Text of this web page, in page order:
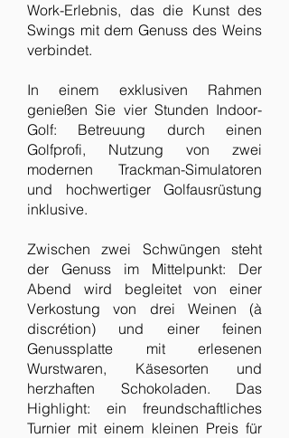
Work-Erlebnis, das die Kunst des
Swings mit dem Genuss des Weins
verbindet.
In einem exklusiven Rahmen
genießen Sie vier Stunden Indoor-
Golf: Betreuung durch einen
Golfprofi, Nutzung von zwei
modernen Trackman-Simulatoren
und hochwertiger Golfausrüstung
inklusive.
Zwischen zwei Schwüngen steht
der Genuss im Mittelpunkt: Der
Abend wird begleitet von einer
Verkostung von drei Weinen (à
discrétion) und einer feinen
Genussplatte mit erlesenen
Wurstwaren, Käsesorten und
herzhaften Schokoladen. Das
Highlight: ein freundschaftliches
Turnier mit einem kleinen Preis für